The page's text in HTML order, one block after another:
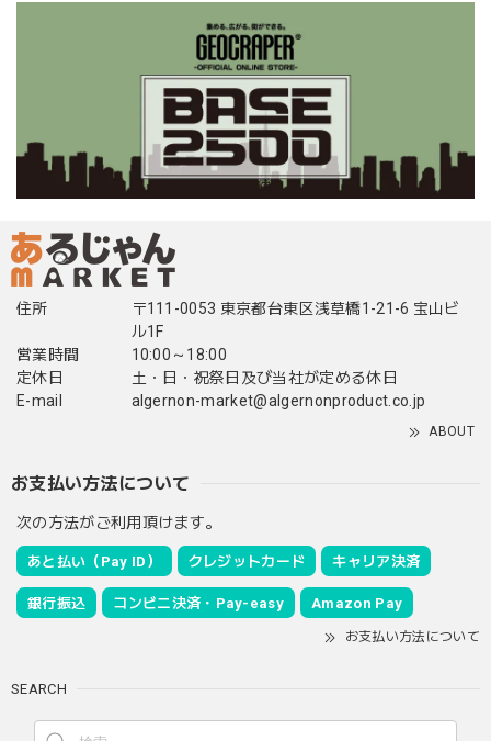
住所
〒111-0053 東京都台東区浅草橋1-21-6 宝山ビ
ル1F
営業時間
10:00～18:00
定休日
土・日・祝祭日及び当社が定める休日
E-mail
algernon-market@algernonproduct.co.jp
ABOUT
お支払い方法について
次の方法がご利用頂けます。
あと払い（Pay ID） クレジットカード キャリア決済
銀行振込 コンビニ決済・Pay-easy Amazon Pay
お支払い方法について
SEARCH